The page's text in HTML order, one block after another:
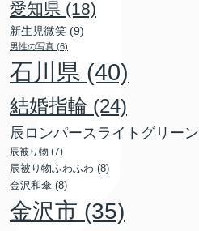
愛知県 (18)
新生児微笑 (9)
男性の写真 (6)
石川県 (40)
結婚指輪 (24)
辰ロンパースライトグリーン
辰被り物 (7)
辰被り物ふわふわ (8)
金沢和傘 (8)
金沢市 (35)